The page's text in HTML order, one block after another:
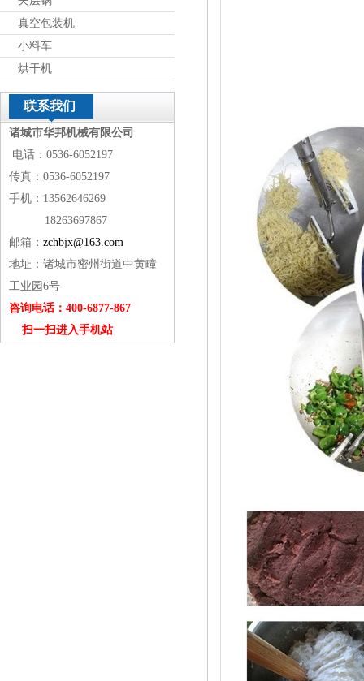
真空包装机
小料车
烘干机
联系我们
诸城市华邦机械有限公司
电话：0536-6052197
传真：0536-6052197
手机：13562646269
18263697867
邮箱： zchbjx@163.com
地址：诸城市密州街道中黄疃
工业园6号
咨询电话：400-6877-867
扫一扫进入手机站